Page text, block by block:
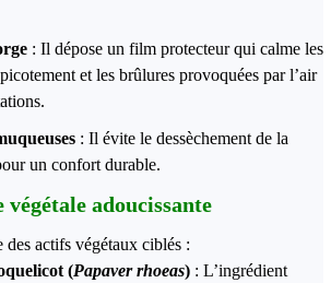
: Il dépose un film protecteur qui calme les
et les brûlures provoquées par l’air
: Il évite le dessèchement de la
un confort durable.
végétale adoucissante
des actifs végétaux ciblés :
(Papaver rhoeas) : L’ingrédient